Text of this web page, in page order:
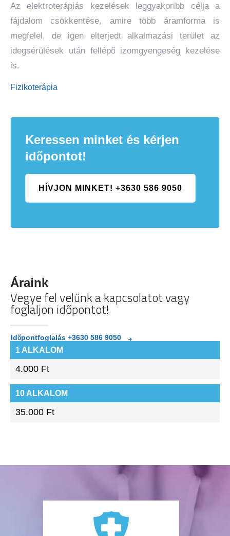
Az elektroterápiás kezelések leggyakoribb célja a
fájdalom csökkentése, amire több áramforma is
megfelel, de igen elterjedt alkalmazási terület az
idegsérülések után fellépő izomgyengeség kezelése
is.
Fizikoterápia
Keressen minket és kérjen
időpontot!
HÍVJON MINKET! +3630 586 9050
Áraink
Vegye fel velünk a kapcsolatot vagy
foglaljon időpontot!
Időpontfoglalás +3630 586 9050
1 ALKALOM
4.000 Ft
10 ALKALOM
35.000 Ft